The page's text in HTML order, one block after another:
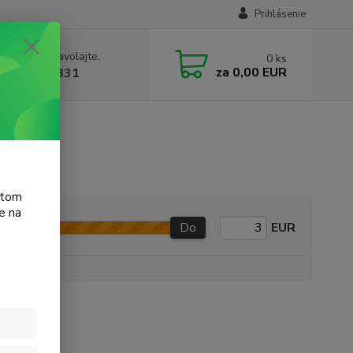
Prihlásenie
si rady? Zavolajte.
615 831
0 ks
za 0,00 EUR
Do EUR
na